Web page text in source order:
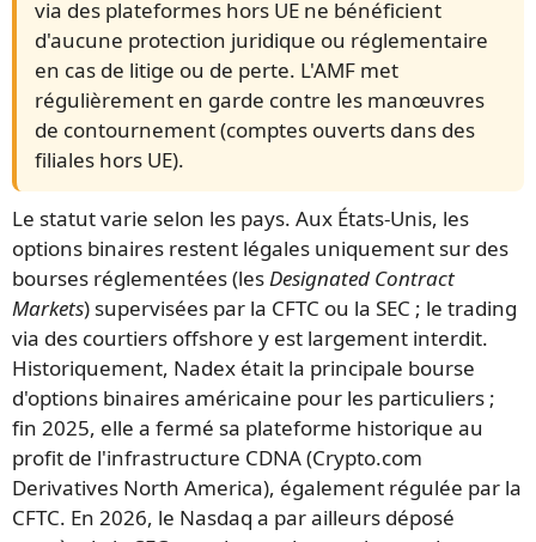
via des plateformes hors UE ne bénéficient
d'aucune protection juridique ou réglementaire
en cas de litige ou de perte. L'AMF met
régulièrement en garde contre les manœuvres
de contournement (comptes ouverts dans des
filiales hors UE).
Le statut varie selon les pays. Aux États-Unis, les
options binaires restent légales uniquement sur des
bourses réglementées (les Designated Contract
Markets) supervisées par la CFTC ou la SEC ; le trading
via des courtiers offshore y est largement interdit.
Historiquement, Nadex était la principale bourse
d'options binaires américaine pour les particuliers ;
fin 2025, elle a fermé sa plateforme historique au
profit de l'infrastructure CDNA (Crypto.com
Derivatives North America), également régulée par la
CFTC. En 2026, le Nasdaq a par ailleurs déposé